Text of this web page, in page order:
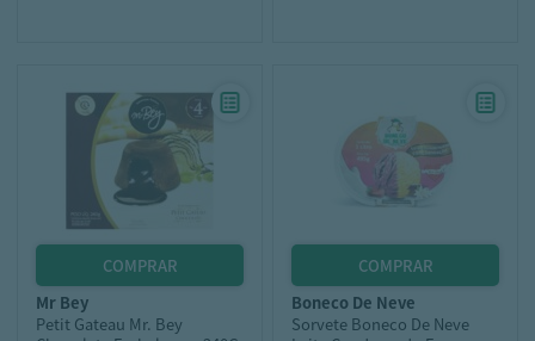
mr bey
Petit Gateau Mr. Bey
boneco de neve
Sorvete Boneco De Neve